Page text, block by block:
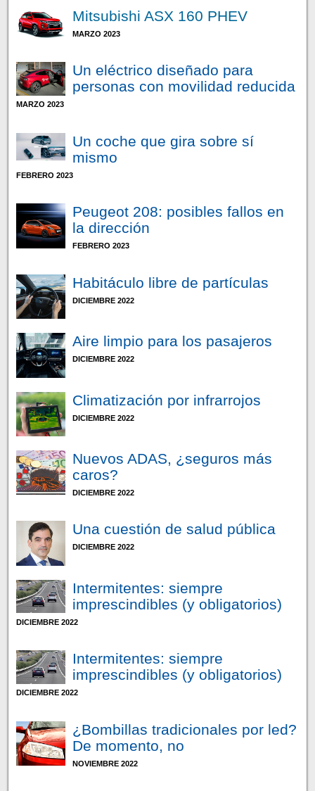
Mitsubishi ASX 160 PHEV
MARZO 2023
Un eléctrico diseñado para
personas con movilidad reducida
MARZO 2023
Un coche que gira sobre sí
mismo
FEBRERO 2023
Peugeot 208: posibles fallos en
la dirección
FEBRERO 2023
Habitáculo libre de partículas
DICIEMBRE 2022
Aire limpio para los pasajeros
DICIEMBRE 2022
Climatización por infrarrojos
DICIEMBRE 2022
Nuevos ADAS, ¿seguros más
caros?
DICIEMBRE 2022
Una cuestión de salud pública
DICIEMBRE 2022
Intermitentes: siempre
imprescindibles (y obligatorios)
DICIEMBRE 2022
Intermitentes: siempre
imprescindibles (y obligatorios)
DICIEMBRE 2022
¿Bombillas tradicionales por led?
De momento, no
NOVIEMBRE 2022